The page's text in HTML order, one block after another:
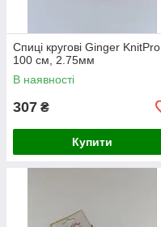
Спиці кругові Ginger KnitPro,
100 см, 2.75мм
В наявності
307 ₴
Купити